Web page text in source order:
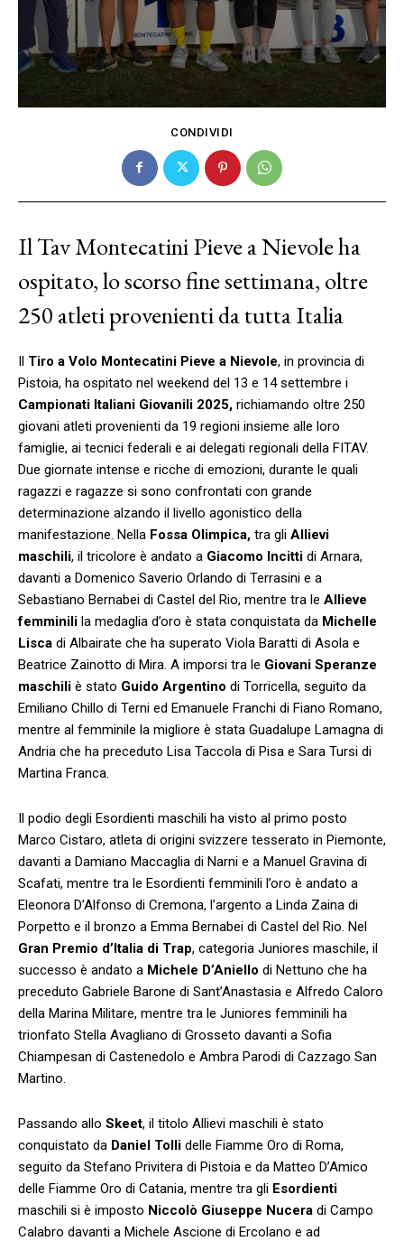
CONDIVIDI
Il Tav Montecatini Pieve a Nievole ha
ospitato, lo scorso fine settimana, oltre
250 atleti provenienti da tutta Italia
Il Tiro a Volo Montecatini Pieve a Nievole, in provincia di
Pistoia, ha ospitato nel weekend del 13 e 14 settembre i
Campionati Italiani Giovanili 2025, richiamando oltre 250
giovani atleti provenienti da 19 regioni insieme alle loro
famiglie, ai tecnici federali e ai delegati regionali della FITAV.
Due giornate intense e ricche di emozioni, durante le quali
ragazzi e ragazze si sono confrontati con grande
determinazione alzando il livello agonistico della
manifestazione. Nella Fossa Olimpica, tra gli Allievi
maschili, il tricolore è andato a Giacomo Incitti di Arnara,
davanti a Domenico Saverio Orlando di Terrasini e a
Sebastiano Bernabei di Castel del Rio, mentre tra le Allieve
femminili la medaglia d’oro è stata conquistata da Michelle
Lisca di Albairate che ha superato Viola Baratti di Asola e
Beatrice Zainotto di Mira. A imporsi tra le Giovani Speranze
maschili è stato Guido Argentino di Torricella, seguito da
Emiliano Chillo di Terni ed Emanuele Franchi di Fiano Romano,
mentre al femminile la migliore è stata Guadalupe Lamagna di
Andria che ha preceduto Lisa Taccola di Pisa e Sara Tursi di
Martina Franca.
Il podio degli Esordienti maschili ha visto al primo posto
Marco Cistaro, atleta di origini svizzere tesserato in Piemonte,
davanti a Damiano Maccaglia di Narni e a Manuel Gravina di
Scafati, mentre tra le Esordienti femminili l’oro è andato a
Eleonora D’Alfonso di Cremona, l’argento a Linda Zaina di
Porpetto e il bronzo a Emma Bernabei di Castel del Rio. Nel
Gran Premio d’Italia di Trap, categoria Juniores maschile, il
successo è andato a Michele D’Aniello di Nettuno che ha
preceduto Gabriele Barone di Sant’Anastasia e Alfredo Caloro
della Marina Militare, mentre tra le Juniores femminili ha
trionfato Stella Avagliano di Grosseto davanti a Sofia
Chiampesan di Castenedolo e Ambra Parodi di Cazzago San
Martino.
Passando allo Skeet, il titolo Allievi maschili è stato
conquistato da Daniel Tolli delle Fiamme Oro di Roma,
seguito da Stefano Privitera di Pistoia e da Matteo D’Amico
delle Fiamme Oro di Catania, mentre tra gli Esordienti
maschili si è imposto Niccolò Giuseppe Nucera di Campo
Calabro davanti a Michele Ascione di Ercolano e ad